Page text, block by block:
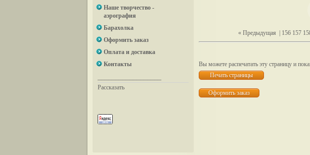
Наше творчество -
аэрография
Барахолка
Оформить заказ
Оплата и доставка
Контакты
Рассказать
« Предыдущая 156 157
Вы можете распечатать эту страницу и